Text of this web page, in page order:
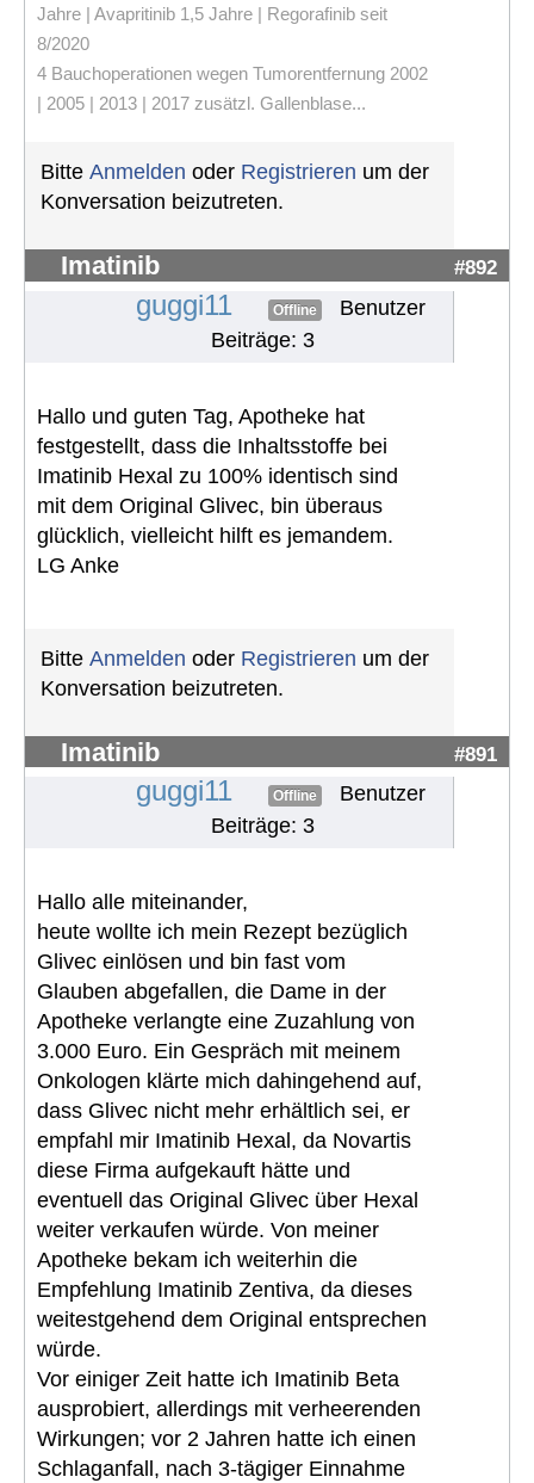
Jahre | Avapritinib 1,5 Jahre | Regorafinib seit
8/2020
4 Bauchoperationen wegen Tumorentfernung 2002
| 2005 | 2013 | 2017 zusätzl. Gallenblase...
Bitte Anmelden oder Registrieren um der
Konversation beizutreten.
Imatinib #892
guggi11 Offline
Benutzer
Beiträge: 3
Hallo und guten Tag, Apotheke hat
festgestellt, dass die Inhaltsstoffe bei
Imatinib Hexal zu 100% identisch sind
mit dem Original Glivec, bin überaus
glücklich, vielleicht hilft es jemandem.
LG Anke
Bitte Anmelden oder Registrieren um der
Konversation beizutreten.
Imatinib #891
guggi11 Offline
Benutzer
Beiträge: 3
Hallo alle miteinander,
heute wollte ich mein Rezept bezüglich
Glivec einlösen und bin fast vom
Glauben abgefallen, die Dame in der
Apotheke verlangte eine Zuzahlung von
3.000 Euro. Ein Gespräch mit meinem
Onkologen klärte mich dahingehend auf,
dass Glivec nicht mehr erhältlich sei, er
empfahl mir Imatinib Hexal, da Novartis
diese Firma aufgekauft hätte und
eventuell das Original Glivec über Hexal
weiter verkaufen würde. Von meiner
Apotheke bekam ich weiterhin die
Empfehlung Imatinib Zentiva, da dieses
weitestgehend dem Original entsprechen
würde.
Vor einiger Zeit hatte ich Imatinib Beta
ausprobiert, allerdings mit verheerenden
Wirkungen; vor 2 Jahren hatte ich einen
Schlaganfall, nach 3-tägiger Einnahme